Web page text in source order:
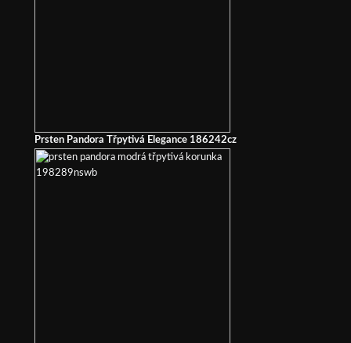
Prsten Pandora Třpytivá Elegance 186242cz